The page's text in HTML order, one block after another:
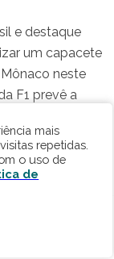
e destaque
um capacete
neste
F1 prevê a
história do
por lá em
1992 e 1993).
mais
repetidas.
o uso de
de